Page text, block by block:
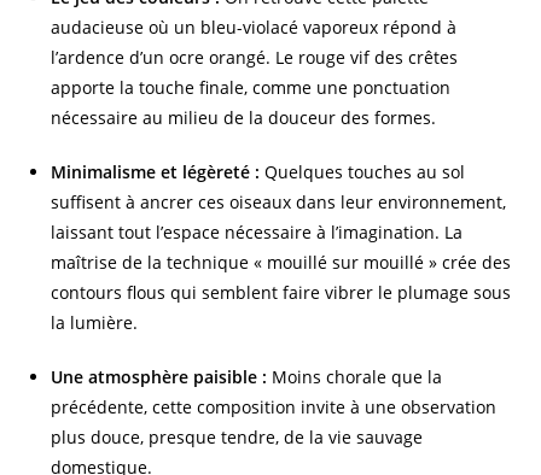
audacieuse où un bleu-violacé vaporeux répond à
l’ardence d’un ocre orangé. Le rouge vif des crêtes
apporte la touche finale, comme une ponctuation
nécessaire au milieu de la douceur des formes.
Minimalisme et légèreté : Quelques touches au sol
suffisent à ancrer ces oiseaux dans leur environnement,
laissant tout l’espace nécessaire à l’imagination. La
maîtrise de la technique « mouillé sur mouillé » crée des
contours flous qui semblent faire vibrer le plumage sous
la lumière.
Une atmosphère paisible : Moins chorale que la
précédente, cette composition invite à une observation
plus douce, presque tendre, de la vie sauvage
domestique.